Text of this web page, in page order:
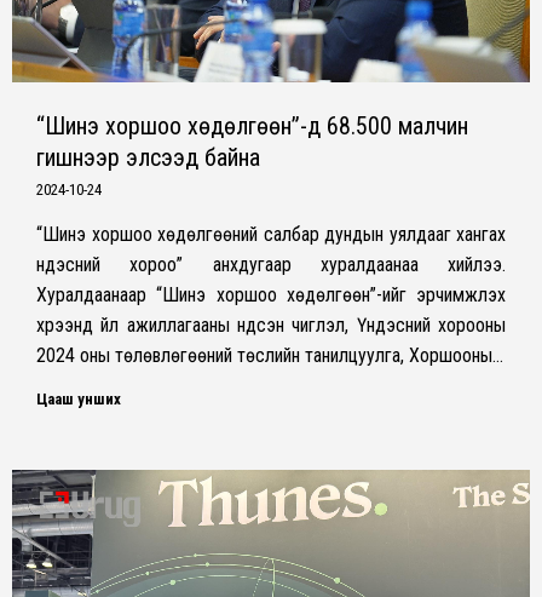
“Шинэ хоршоо хөдөлгөөн”-д 68.500 малчин
гишүүнээр элсээд байна
2024-10-24
“Шинэ хоршоо хөдөлгөөний салбар дундын уялдааг хангах
үндэсний хороо” анхдугаар хуралдаанаа хийлээ.
Хуралдаанаар “Шинэ хоршоо хөдөлгөөн”-ийг эрчимжүүлэх
хүрээнд үйл ажиллагааны үндсэн чиглэл, Үндэсний хорооны
2024 оны төлөвлөгөөний төслийн танилцуулга, Хоршооны…
Цааш унших